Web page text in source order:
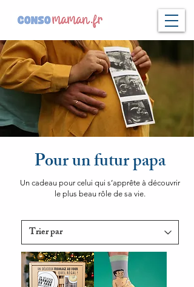
Pour un futur papa
Un cadeau pour celui qui s’apprête à découvrir
le plus beau rôle de sa vie.